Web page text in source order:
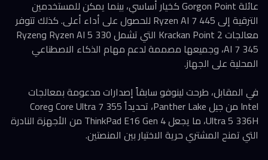
عائلة Gorgon Point كخيار أساسي، بينما يمكن للمستخدمين
الترقية إلى Ryzen AI 7 445 للحصول على أداء أعلى. كذلك تتوفر
معالجات Krackan Point 2 التي تشمل Ryzen AI 5 330 وRyzen
AI 7 345، وجميعها مصممة لدعم مهام الذكاء الاصطناعي
المحلية على الجهاز.
في المقابل، طرحت لينوفو سابقاً إصدارات مدعومة بمعالجات
Intel من جيل Panther Lake، تحديداً Core Ultra 7 355 وCore
Ultra 5 336H، ما يجعل ThinkPad E16 Gen 4 من الأجهزة النادرة
التي تمنح المشتري حرية الاختيار بين المنصتين.